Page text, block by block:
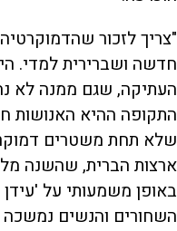
"צריך לזכור
חדשה ושברירית למדי.
העתיקה, שגם ממנה לא
התקופה ההיא האנושות
שלא תחת משטרים
באופן משמעותי על
השחורים והנשים